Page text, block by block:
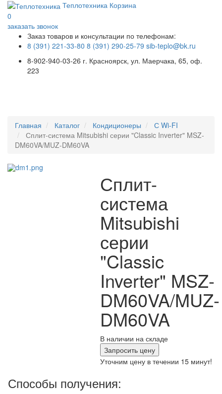
Теплотехника Корзина
0
заказать звонок
Заказ товаров и консультации по телефонам:
8 (391) 221-33-80 8 (391) 290-25-79 sib-teplo@bk.ru
8-902-940-03-26 г. Красноярск, ул. Маерчака, 65, оф.
223
Главная Каталог Кондиционеры
С Wi-FI
Сплит-система Mitsubishi серии "Classic Inverter" MSZ-
DM60VA/MUZ-DM60VA
Сплит-
система
Mitsubishi
серии
"Classic
Inverter" MSZ-
DM60VA/MUZ-
DM60VA
В наличии на складе
Запросить цену
Уточним цену в течении 15 минут!
Способы получения: